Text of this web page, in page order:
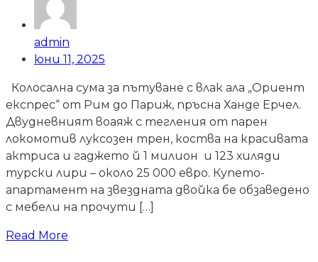
admin
юни 11, 2025
Колосална сума за пътуване с влак ала „Ориент
експрес“ от Рим до Париж, пръсна Ханде Ерчел.
Двудневният воаяж с тегления от парен
локомотив луксозен трен, коства на красивата
актриса и гаджето й 1 милион и 123 хиляди
турски лири – около 25 000 евро. Купето-
апартамент на звездната двойка бе обзаведено
с мебели на прочути […]
Read More